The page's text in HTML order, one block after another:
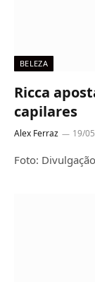
BELEZA
Ricca
capilares
Alex Ferraz 19/
Foto: Divulgação